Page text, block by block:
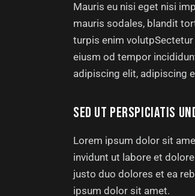
Mauris eu nisi eget nisi
mauris sodales, blandit
turpis enim
eiusm od tempor
adipiscing elit, adipiscing
SED UT PERSPICIATIS
Lorem ipsum dolor sit
invidunt ut labore et
justo duo dolores et ea
ipsum dolor sit amet.